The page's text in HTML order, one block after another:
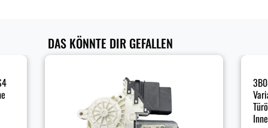
DAS KÖNNTE DIR GEFALLEN